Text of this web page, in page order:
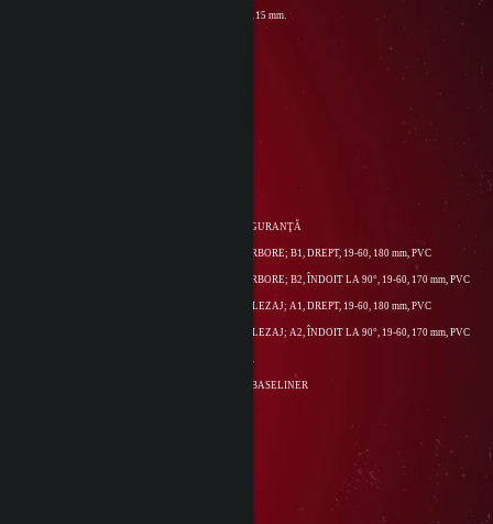
R028 ANTRENOR CU PÂRGHIE GLISANTĂ - 1/4"×115 mm.
9809 SUPORT OSC PENTRU 4 CLEŞTI INELE DE SIGURANŢĂ
059B1 CLEŞTE PENTRU INELE DE SIGURANŢĂ ARBORE; B1, DREPT, 19-60, 180 mm, PVC
059B2 CLEŞTE PENTRU INELE DE SIGURANŢĂ ARBORE; B2, ÎNDOIT LA 90°, 19-60, 170 mm, PVC
059A1 CLEŞTE PENTRU INELE DE SIGURANŢĂ ALEZAJ; A1, DREPT, 19-60, 180 mm, PVC
059A2 CLEŞTE PENTRU INELE DE SIGURANŢĂ ALEZAJ; A2, ÎNDOIT LA 90°, 19-60, 170 mm, PVC
9554-3 SUPORT OSC COMPLETARE TSG 10 - 3 BUC.
9515 SERVANTĂ MOBILĂ PENTRU SCULE TSG10 BASELINER